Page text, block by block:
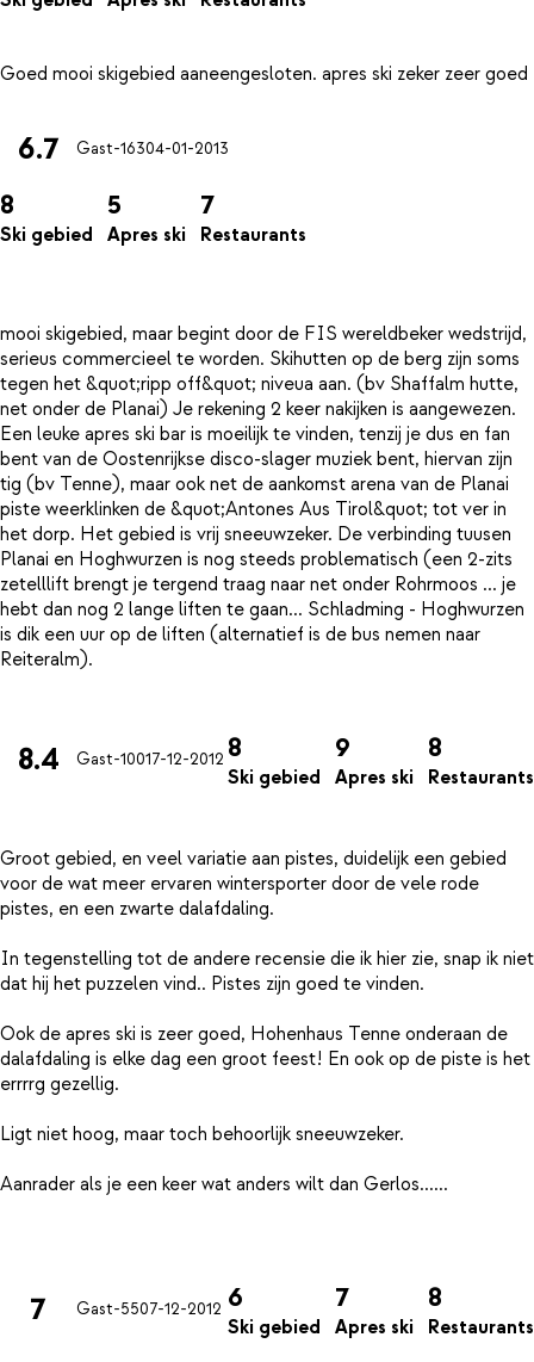
6.7 Gast-16304-01-2013
8
Ski gebied
5
Apres ski
7
Restaurants
mooi skigebied, maar begint door de FIS wereldbeker wedstrijd,
serieus commercieel te worden. Skihutten op de berg zijn soms
tegen het &quot;ripp off&quot; niveua aan. (bv Shaffalm hutte,
net onder de Planai) Je rekening 2 keer nakijken is aangewezen.
Een leuke apres ski bar is moeilijk te vinden, tenzij je dus en fan
bent van de Oostenrijkse disco-slager muziek bent, hiervan zijn
tig (bv Tenne), maar ook net de aankomst arena van de Planai
piste weerklinken de &quot;Antones Aus Tirol&quot; tot ver in
het dorp. Het gebied is vrij sneeuwzeker. De verbinding tuusen
Planai en Hoghwurzen is nog steeds problematisch (een 2-zits
zetelllift brengt je tergend traag naar net onder Rohrmoos ... je
hebt dan nog 2 lange liften te gaan... Schladming - Hoghwurzen
is dik een uur op de liften (alternatief is de bus nemen naar
Reiteralm).
8.4 Gast-10017-12-2012 8
Ski gebied
9
Apres ski
8
Restaurants
Groot gebied, en veel variatie aan pistes, duidelijk een gebied
voor de wat meer ervaren wintersporter door de vele rode
pistes, en een zwarte dalafdaling.
In tegenstelling tot de andere recensie die ik hier zie, snap ik niet
dat hij het puzzelen vind.. Pistes zijn goed te vinden.
Ook de apres ski is zeer goed, Hohenhaus Tenne onderaan de
dalafdaling is elke dag een groot feest! En ook op de piste is het
errrrg gezellig.
Ligt niet hoog, maar toch behoorlijk sneeuwzeker.
Aanrader als je een keer wat anders wilt dan Gerlos......
7 Gast-5507-12-2012 6
Ski gebied
7
Apres ski
8
Restaurants